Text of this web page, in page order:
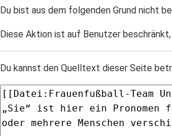
Du bist aus dem folgenden Grund nicht
Diese Aktion ist auf Benutzer beschränkt,
Du kannst den Quelltext dieser Seite